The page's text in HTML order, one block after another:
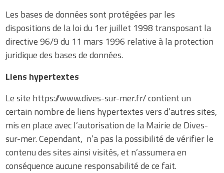
Les bases de données sont protégées par les
dispositions de la loi du 1er juillet 1998 transposant la
directive 96/9 du 11 mars 1996 relative à la protection
juridique des bases de données.
Liens hypertextes
Le site https://www.dives-sur-mer.fr/ contient un
certain nombre de liens hypertextes vers d’autres sites,
mis en place avec l’autorisation de la Mairie de Dives-
sur-mer. Cependant, n’a pas la possibilité de vérifier le
contenu des sites ainsi visités, et n’assumera en
conséquence aucune responsabilité de ce fait.